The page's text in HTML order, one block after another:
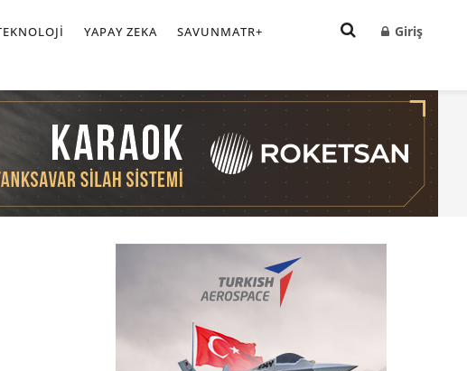
YAPAY ZEKA SAVUNMATR+ Giriş